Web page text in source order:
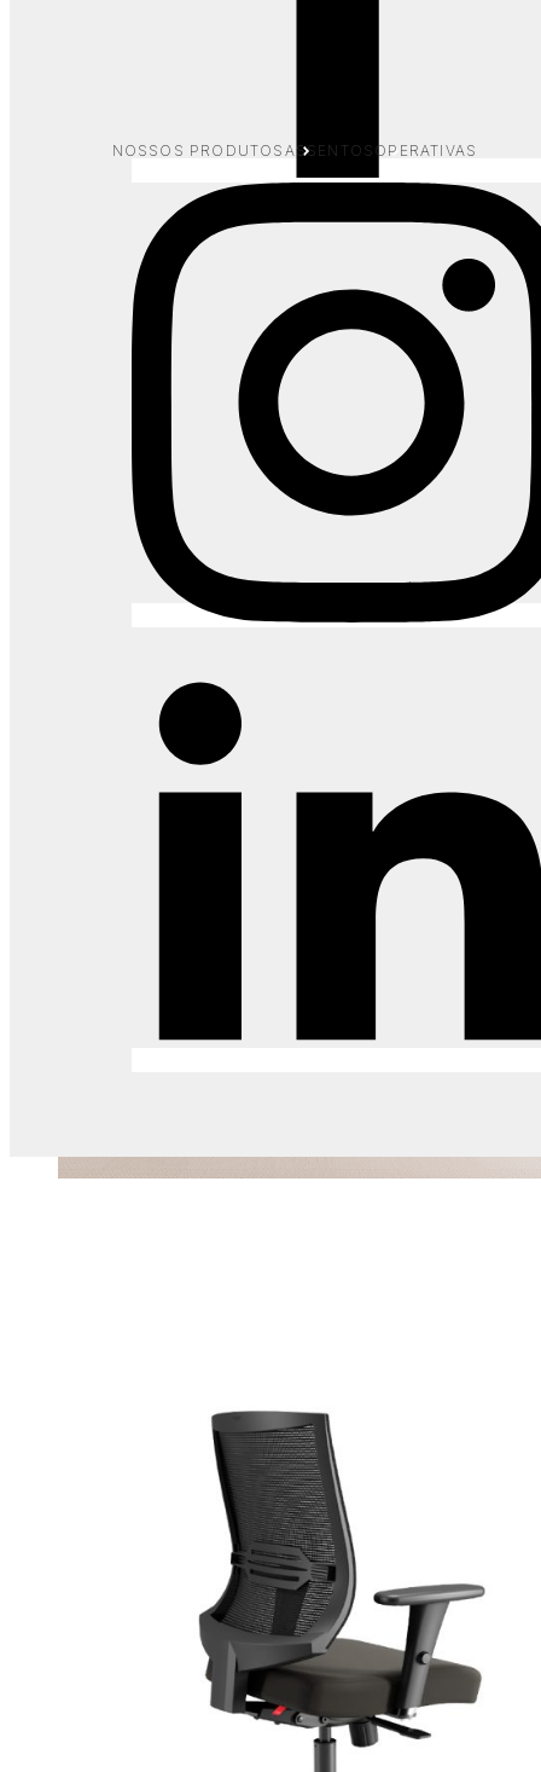
NOSSOS PRODUTOS ASSENTOS OPERATIVAS
Com ajustes projetados para oferecer excelente
ergonomia e conforto para uso intenso, a linha Air oferece
opções de regulagens individuais como altura do apoio
lombar e profundidade do assento, que ampliam
sensivelmente o suporte e as áreas de sustentação
física de cada usuário.